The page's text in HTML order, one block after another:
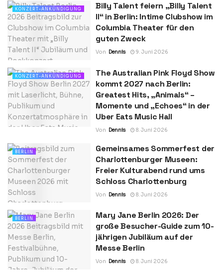
KONZERT-ANKÜNDIGUNG
Billy Talent feiern „Billy Talent
II“ in Berlin: Intime Clubshow im
Columbia Theater für den
guten Zweck
Von Dennis 9. Juni 2026
KONZERT-ANKÜNDIGUNG
The Australian Pink Floyd Show
kommt 2027 nach Berlin:
Greatest Hits, „Animals“ –
Momente und „Echoes“ in der
Uber Eats Music Hall
Von Dennis 8. Juni 2026
BERLIN
Gemeinsames Sommerfest der
Charlottenburger Museen:
Freier Kulturabend rund ums
Schloss Charlottenburg
Von Dennis 8. Juni 2026
BERLIN
Mary Jane Berlin 2026: Der
große Besucher-Guide zum 10-
jährigen Jubiläum auf der
Messe Berlin
Von Dennis 8. Juni 2026